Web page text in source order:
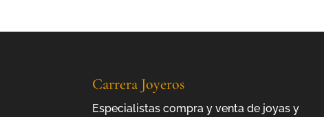
Carrera Joyeros
Especialistas compra y venta de joyas y